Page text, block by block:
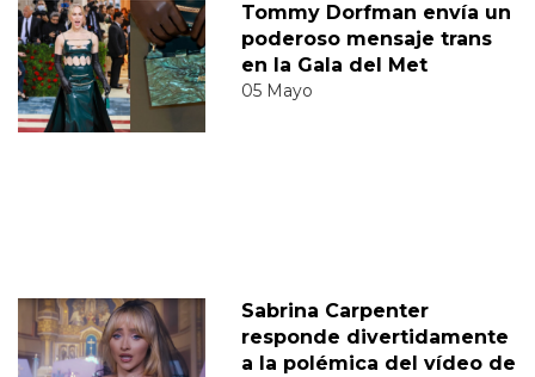
Tommy Dorfman envía un
poderoso mensaje trans
en la Gala del Met
05 Mayo
Sabrina Carpenter
responde divertidamente
a la polémica del vídeo de